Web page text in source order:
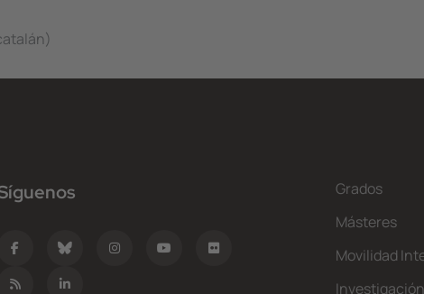
Grados
Másteres
Movilidad
Investigación